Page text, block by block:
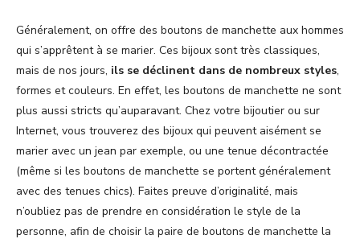
Généralement, on offre des boutons de manchette aux hommes
qui s’apprêtent à se marier. Ces bijoux sont très classiques,
mais de nos jours, ils se déclinent dans de nombreux styles,
formes et couleurs. En effet, les boutons de manchette ne sont
plus aussi stricts qu’auparavant. Chez votre bijoutier ou sur
Internet, vous trouverez des bijoux qui peuvent aisément se
marier avec un jean par exemple, ou une tenue décontractée
(même si les boutons de manchette se portent généralement
avec des tenues chics). Faites preuve d’originalité, mais
n’oubliez pas de prendre en considération le style de la
personne, afin de choisir la paire de boutons de manchette la